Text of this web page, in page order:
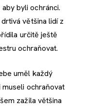
byli ochránci.
většina lidí z
určitě ještě
ochraňovat.
uměl každý
ochraňovat
zažila většina